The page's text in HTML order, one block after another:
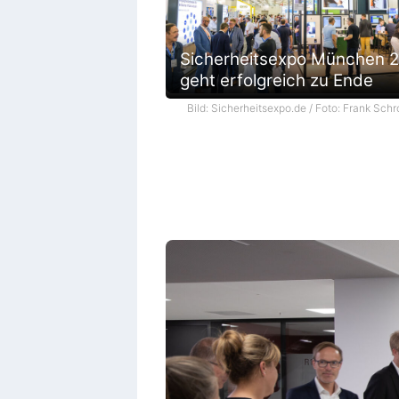
Sicherheitsexpo München
geht erfolgreich zu Ende
Bild: Sicherheitsexpo.de / Foto: Frank